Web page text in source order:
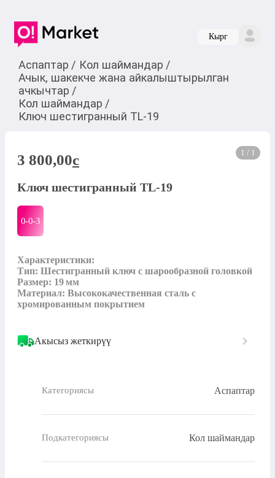
Кырг
Аспаптар / Кол шаймандар /
Ачык, шакекче жана айкалыштырылган
ачкычтар /
Кол шаймандар /
Ключ шестигранный TL-19
1 / 1
3 800,00c
Ключ шестигранный TL-19
0-0-3
Характеристики:
Тип: Шестигранный ключ с шарообразной головкой
Размер: 19 мм
Материал: Высококачественная сталь с
хромированным покрытием
Акысыз жеткирүү
Категориясы Аспаптар
Подкатегориясы Кол шаймандар